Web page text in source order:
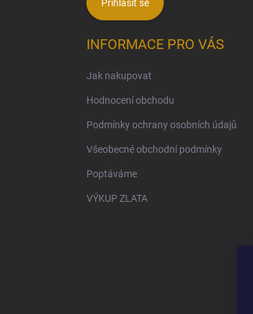
Přihlásit se
INFORMACE PRO VÁS
Jak nakupovat
Hodnocení obchodu
Podmínky ochrany osobních údajů
Všeobecné obchodní podmínky
Poptáváme
VÝKUP ZLATA